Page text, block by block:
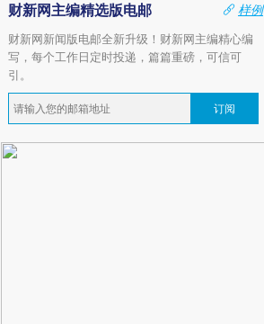
财新网主编精选版电邮
样例
财新网新闻版电邮全新升级！财新网主编精心编
写，每个工作日定时投递，篇篇重磅，可信可
引。
订阅